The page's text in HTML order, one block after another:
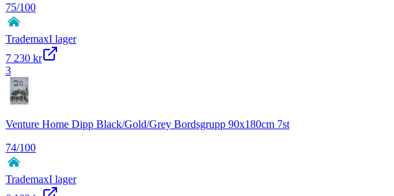
75/100
TrademaxI lager
7 230 kr
3
Venture Home Dipp Black/Gold/Grey Bordsgrupp 90x180cm 7st
74/100
TrademaxI lager